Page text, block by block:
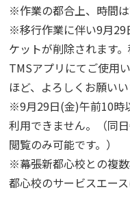
※作業の都合上、時間は
※移行作業に伴い9月29
ケットが削除されます
TMSアプリにてご使用
ほど、よろしくお願いい
※9月29日(金)午前10時
利用できません。（同
閲覧のみ可能です。）
※幕張新都心校との複
都心校のサービスエー